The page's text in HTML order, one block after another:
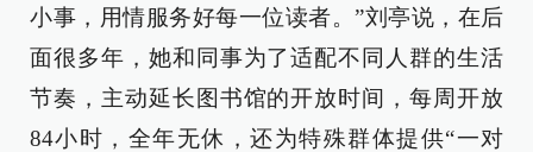
小事，用情服务好每一位读者。”刘亭说，在后
面很多年，她和同事为了适配不同人群的生活
节奏，主动延长图书馆的开放时间，每周开放
84小时，全年无休，还为特殊群体提供“一对